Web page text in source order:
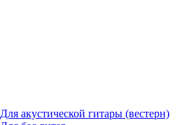
Для акустической гитары (вестерн)